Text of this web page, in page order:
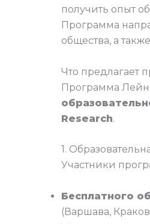
получить опыт
Программа
общества, а
Что предлагает
Программа
Research.
1.
Участники
Бесплатного
(Варшава,